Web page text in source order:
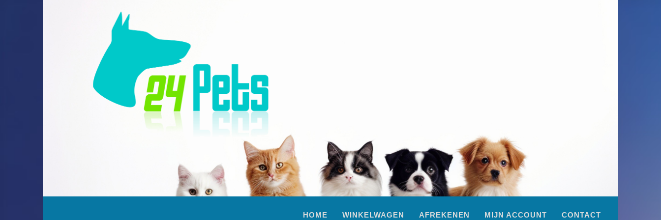
HOME WINKELWAGEN AFREKENEN MIJN ACCOUNT CONTACT